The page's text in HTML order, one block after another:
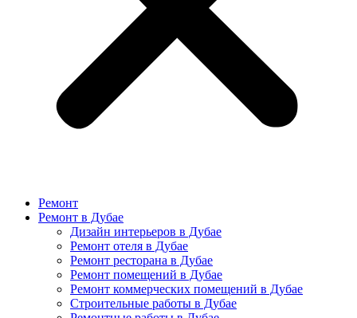
Ремонт
Ремонт в Дубае
Дизайн интерьеров в Дубае
Ремонт отеля в Дубае
Ремонт ресторана в Дубае
Ремонт помещений в Дубае
Ремонт коммерческих помещений в Дубае
Строительные работы в Дубае